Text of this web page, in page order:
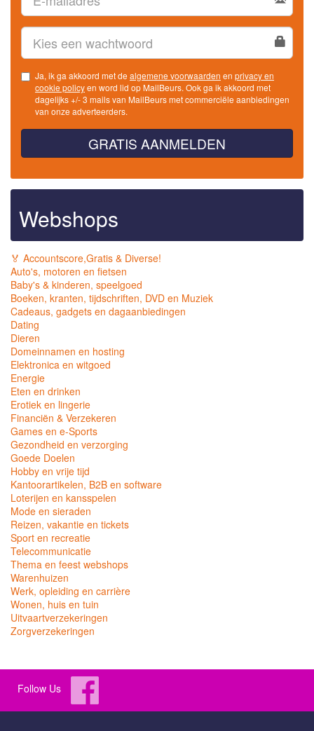
Ja, ik ga akkoord met de algemene voorwaarden en privacy en
cookie policy
dagelijks +/- 3 mails van MailBeurs met commerciële aanbiedingen
van onze adverteerders.
GRATIS AANMELDEN
Webshops
🏅 Accountscore,Gratis & Diverse!
Auto's, motoren en fietsen
Baby's & kinderen, speelgoed
Boeken, kranten, tijdschriften, DVD en Muziek
Cadeaus, gadgets en dagaanbiedingen
Dating
Dieren
Domeinnamen en hosting
Elektronica en witgoed
Energie
Eten en drinken
Erotiek en lingerie
Financiën & Verzekeren
Games en e-Sports
Gezondheid en verzorging
Goede Doelen
Hobby en vrije tijd
Kantoorartikelen, B2B en software
Loterijen en kansspelen
Mode en sieraden
Reizen, vakantie en tickets
Sport en recreatie
Telecommunicatie
Thema en feest webshops
Warenhuizen
Werk, opleiding en carrière
Wonen, huis en tuin
Uitvaartverzekeringen
Zorgverzekeringen
Follow Us